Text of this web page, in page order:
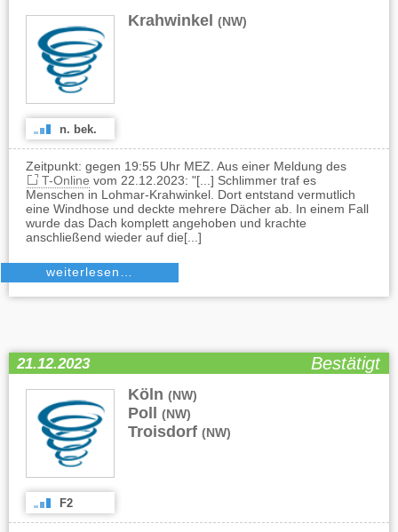
Krahwinkel (NW)
n. bek.
Zeitpunkt: gegen 19:55 Uhr MEZ. Aus einer Meldung des
T-Online vom 22.12.2023: "[...] Schlimmer traf es
Menschen in Lohmar-Krahwinkel. Dort entstand vermutlich
eine Windhose und deckte mehrere Dächer ab. In einem Fall
wurde das Dach komplett angehoben und krachte
anschließend wieder auf die[...]
weiterlesen…
21.12.2023 Bestätigt
Köln (NW)
Poll
(NW)
Troisdorf (NW)
F2